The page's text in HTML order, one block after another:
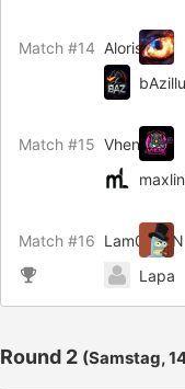
Match #14 Aloris
Match #15 Vhenii
Match #16 Lam0rMaN
Lapa
Round 2 (Samstag,